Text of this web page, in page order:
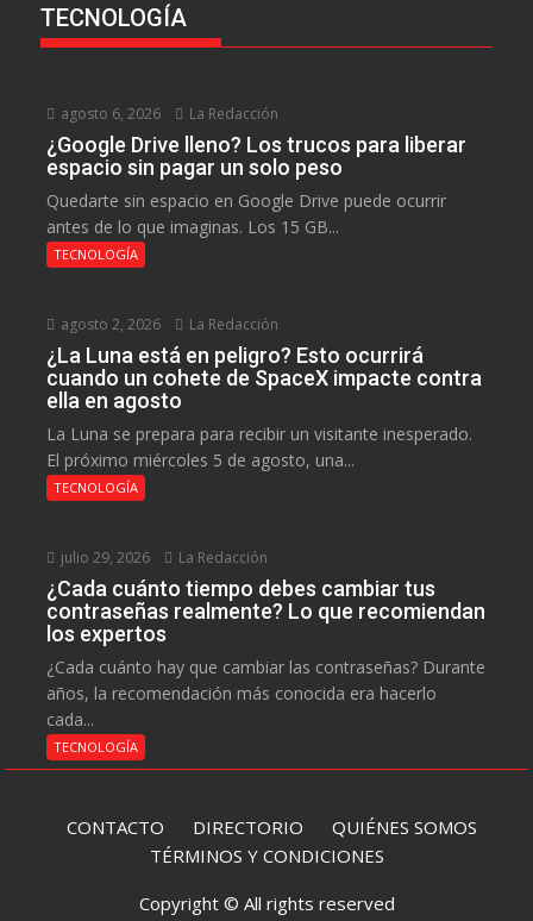
TECNOLOGÍA
agosto 6, 2026 La Redacción
¿Google Drive lleno? Los trucos para liberar
espacio sin pagar un solo peso
Quedarte sin espacio en Google Drive puede ocurrir
antes de lo que imaginas. Los 15 GB...
TECNOLOGÍA
agosto 2, 2026 La Redacción
¿La Luna está en peligro? Esto ocurrirá
cuando un cohete de SpaceX impacte contra
ella en agosto
La Luna se prepara para recibir un visitante inesperado.
El próximo miércoles 5 de agosto, una...
TECNOLOGÍA
julio 29, 2026 La Redacción
¿Cada cuánto tiempo debes cambiar tus
contraseñas realmente? Lo que recomiendan
los expertos
¿Cada cuánto hay que cambiar las contraseñas? Durante
años, la recomendación más conocida era hacerlo
cada...
TECNOLOGÍA
CONTACTO DIRECTORIO QUIÉNES SOMOS
TÉRMINOS Y CONDICIONES
Copyright © All rights reserved